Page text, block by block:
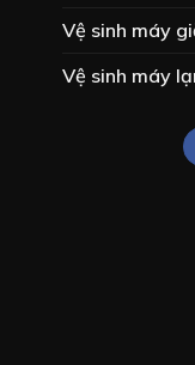
Vệ sinh máy
Vệ sinh máy